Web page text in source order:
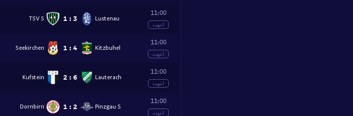
11:00
انتهت
Lustenau
3
:
1
TSV S
11:00
انتهت
Kitzbuhel
4
:
1
Seekirchen
11:00
انتهت
Lauterach
6
:
2
Kufstein
11:00
انتهت
Pinzgau S
2
:
1
Dornbirn